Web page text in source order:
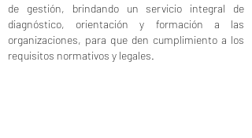
de gestión, brindando un servicio integral de
diagnóstico, orientación y formación a las
organizaciones, para que den cumplimiento a los
requisitos normativos y legales.